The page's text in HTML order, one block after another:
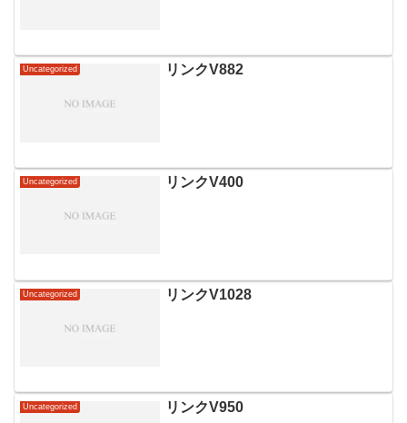
Uncategorized リンクV882
Uncategorized リンクV400
Uncategorized リンクV1028
Uncategorized リンクV950